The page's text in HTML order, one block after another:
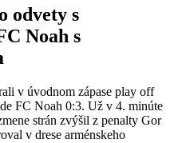
odvety s
Noah s
v úvodnom zápase play off
FC Noah 0:3. Už v 4. minúte
strán zvýšil z penalty Gor
v drese arménskeho